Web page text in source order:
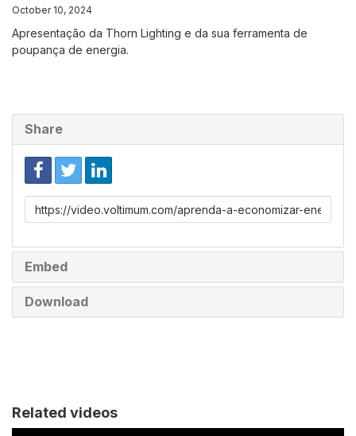
October 10, 2024
Apresentação da Thorn Lighting e da sua ferramenta de
poupança de energia.
Share
Link
to
Embed
Download
Related videos